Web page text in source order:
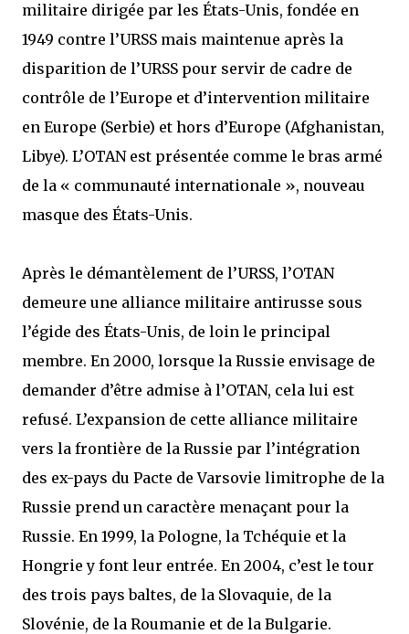
militaire dirigée par les États-Unis, fondée en
1949 contre l’URSS mais maintenue après la
disparition de l’URSS pour servir de cadre de
contrôle de l’Europe et d’intervention militaire
en Europe (Serbie) et hors d’Europe (Afghanistan,
Libye). L’OTAN est présentée comme le bras armé
de la « communauté internationale », nouveau
masque des États-Unis.
Après le démantèlement de l’URSS, l’OTAN
demeure une alliance militaire antirusse sous
l’égide des États-Unis, de loin le principal
membre. En 2000, lorsque la Russie envisage de
demander d’être admise à l’OTAN, cela lui est
refusé. L’expansion de cette alliance militaire
vers la frontière de la Russie par l’intégration
des ex-pays du Pacte de Varsovie limitrophe de la
Russie prend un caractère menaçant pour la
Russie. En 1999, la Pologne, la Tchéquie et la
Hongrie y font leur entrée. En 2004, c’est le tour
des trois pays baltes, de la Slovaquie, de la
Slovénie, de la Roumanie et de la Bulgarie.